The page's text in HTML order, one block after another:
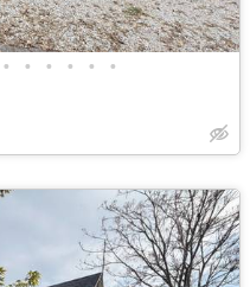
• • • • • •